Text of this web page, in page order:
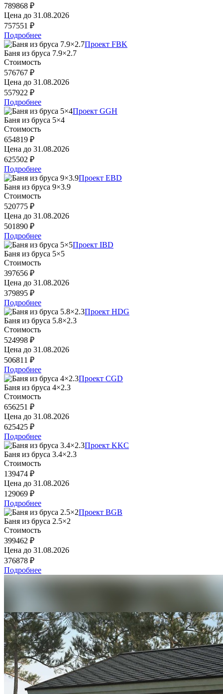
789868 ₽
Цена до 31.08.2026
757551 ₽
Подробнее
Проект FBK
Баня из бруса 7.9×2.7
Стоимость
576767 ₽
Цена до 31.08.2026
557922 ₽
Подробнее
Проект GGH
Баня из бруса 5×4
Стоимость
654819 ₽
Цена до 31.08.2026
625502 ₽
Подробнее
Проект EBD
Баня из бруса 9×3.9
Стоимость
520775 ₽
Цена до 31.08.2026
501890 ₽
Подробнее
Проект IBD
Баня из бруса 5×5
Стоимость
397656 ₽
Цена до 31.08.2026
379895 ₽
Подробнее
Проект HDG
Баня из бруса 5.8×2.3
Стоимость
524998 ₽
Цена до 31.08.2026
506811 ₽
Подробнее
Проект CGD
Баня из бруса 4×2.3
Стоимость
656251 ₽
Цена до 31.08.2026
625425 ₽
Подробнее
Проект KKC
Баня из бруса 3.4×2.3
Стоимость
139474 ₽
Цена до 31.08.2026
129069 ₽
Подробнее
Проект BGB
Баня из бруса 2.5×2
Стоимость
399462 ₽
Цена до 31.08.2026
376878 ₽
Подробнее